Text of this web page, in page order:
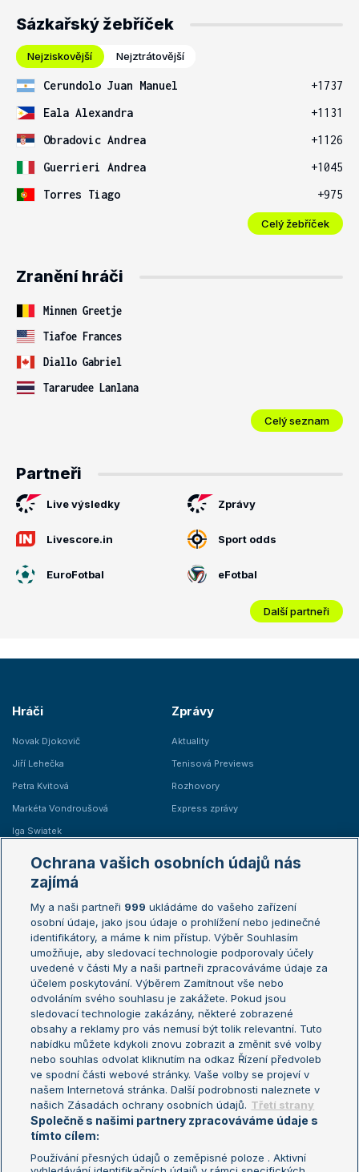
Sázkařský žebříček
Nejziskovější Nejztrátovější
Cerundolo Juan Manuel
+1737
Eala Alexandra
+1131
Obradovic Andrea
+1126
Guerrieri Andrea
+1045
Torres Tiago
+975
Celý žebříček
Zranění hráči
Minnen Greetje
Tiafoe Frances
Diallo Gabriel
Tararudee Lanlana
Celý seznam
Partneři
Live výsledky Zprávy
Livescore.in Sport odds
EuroFotbal eFotbal
Další partneři
Hráči
Novak Djokovič
Jiří Lehečka
Petra Kvitová
Markéta Vondroušová
Iga Swiatek
Zprávy
Aktuality
Tenisová Previews
Rozhovory
Express zprávy
Žebříčky
Žebříček ATP (muži)
Žebříček WTA (ženy)
Sázkařský žebříček
Australian Open
French Open
Wimbledon
US Open
Turnaj mistrů
Turnaj mistryň
Aktualní trendy
Fotbalové přestupy
Livesport Daily
LS Prague Open
Ochrana vašich osobních údajů nás
zajímá
My a naši partneři 999 ukládáme do vašeho zařízení
osobní údaje, jako jsou údaje o prohlížení nebo jedinečné
identifikátory, a máme k nim přístup. Výběr Souhlasím
umožňuje, aby sledovací technologie podporovaly účely
uvedené v části My a naši partneři zpracováváme údaje za
účelem poskytování. Výběrem Zamítnout vše nebo
odvoláním svého souhlasu je zakážete. Pokud jsou
sledovací technologie zakázány, některé zobrazené
obsahy a reklamy pro vás nemusí být tolik relevantní. Tuto
nabídku můžete kdykoli znovu zobrazit a změnit své volby
nebo souhlas odvolat kliknutím na odkaz Řízení předvoleb
ve spodní části webové stránky. Vaše volby se projeví v
našem Internetová stránka. Další podrobnosti naleznete v
našich Zásadách ochrany osobních údajů. Třetí strany
Společně s našimi partnery zpracováváme údaje s
tímto cílem:
Používání přesných údajů o zeměpisné poloze . Aktivní